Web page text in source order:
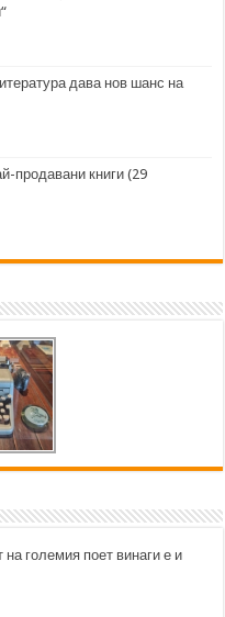
дава нов шанс на
продавани книги (29
големия поет винаги е и